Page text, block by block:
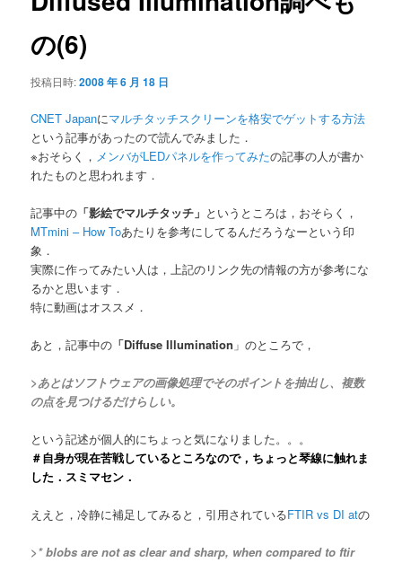
ゲ
の(6)
投稿日時:2008 年 6 月 18 日
CNET Japanにマルチタッチスクリーンを格安でゲットする方法
という記事があったので読んでみました．
※おそらく， メンバがLEDパネルを作ってみたの記事の人が書か
れたものと思われます．
記事中の 「影絵でマルチタッチ」 というところは，おそらく，
MTmini – How Toあたりを参考にしてるんだろうなーという印
象．
実際に作ってみたい人は，上記のリンク先の情報の方が参考にな
るかと思います．
特に動画はオススメ．
あと，記事中の 「Diffuse Illumination 」のところで，
>あとはソフトウェアの画像処理でそのポイントを抽出し、複数
の点を見つけるだけらしい。
という記述が個人的にちょっと気になりました。。。
＃自身が現在苦戦しているところなので，ちょっと琴線に触れま
した．スミマセン．
ええと，冷静に補足してみると，引用されているFTIR vs DI atの
>* blobs are not as clear and sharp, when compared to ftir